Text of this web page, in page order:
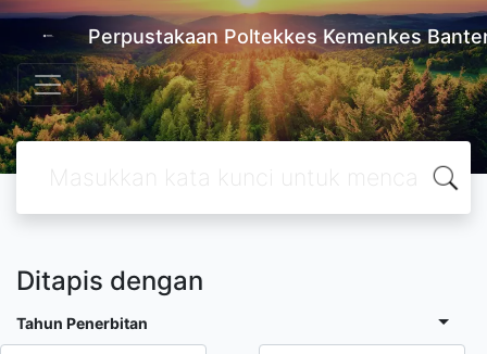
Perpustakaan Poltekkes Kemenkes
Ditapis dengan
Tahun Penerbitan